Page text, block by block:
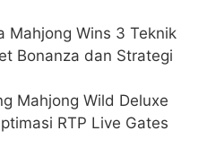
Mahjong Wins 3 Teknik
Bonanza dan Strategi
Mahjong Wild Deluxe
RTP Live Gates